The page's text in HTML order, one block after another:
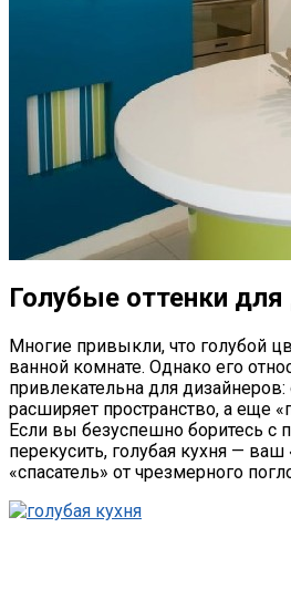
Голубые оттенки для
Многие привыкли, что голубой
ванной комнате. Однако его
привлекательна для дизайнеров:
расширяет пространство, а еще
Если вы безуспешно боритесь с
перекусить, голубая кухня —
«спасатель» от чрезмерного